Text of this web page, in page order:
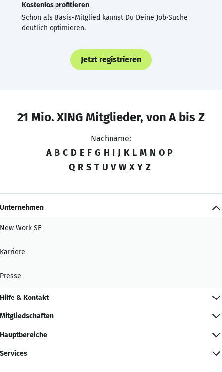
Kostenlos profitieren
Schon als Basis-Mitglied kannst Du Deine Job-Suche
deutlich optimieren.
Jetzt registrieren
21 Mio. XING Mitglieder, von A bis Z
Nachname:
A B C D E F G H I J K L M N O P
Q R S T U V W X Y Z
Unternehmen
New Work SE
Karriere
Presse
Hilfe & Kontakt
Mitgliedschaften
Hauptbereiche
Services